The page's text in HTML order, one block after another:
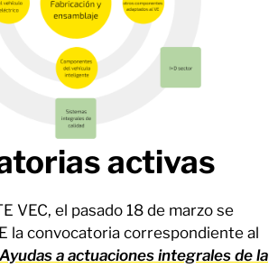
activas
VEC, el pasado 18 de marzo se
la convocatoria correspondiente al
Ayudas a actuaciones integrales de la